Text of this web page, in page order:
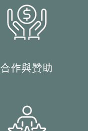
合作與贊助